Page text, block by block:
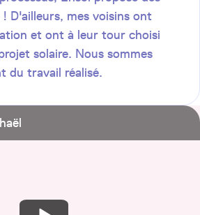
D'ailleurs, mes voisins ont
et ont à leur tour choisi
solaire. Nous sommes
du travail réalisé.